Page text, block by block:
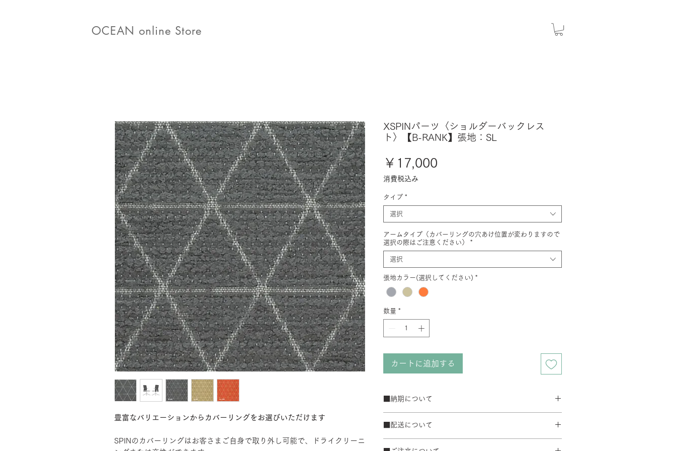
OCEAN online Store
豊富なバリエーションからカバーリングをお選びいただけます
SPINのカバーリングはお客さまご自身で取り外し可能で、ドライクリーニ
XSPINパーツ〈ショルダーバックレス
ト〉【B-RANK】張地：SL
￥17,000
消費税込み
タイプ *
選択
アームタイプ（カバーリングの穴あけ位置が変わりますので
選択の際はご注意ください）
*
選択
張地カラー(選択してください) *
数量 *
カートに追加する
■納期について
50台以上の場合は要相談となります。在庫の有無によっ
て納期が変動することがあります。
■配送について